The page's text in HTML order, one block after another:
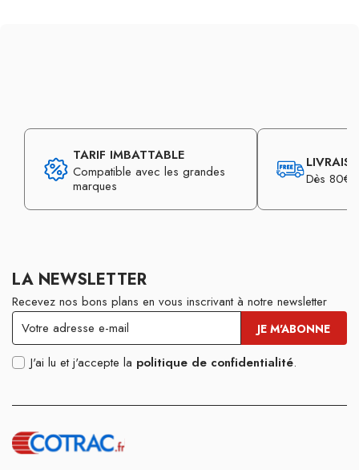
TARIF IMBATTABLE
Compatible avec les grandes
marques
Dès 80€
LA NEWSLETTER
Recevez nos bons plans en vous inscrivant à notre newsletter
J'ai lu et j'accepte la politique de confidentialité.